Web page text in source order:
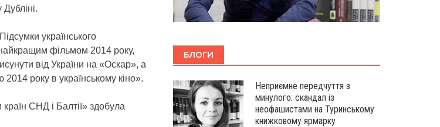
українського
фільмом 2014 року,
від України на «Оскар», а
року в українському кіно».
СНД і Балтії» здобула
БЛОГИ
Неприємне передчуття з
минулого: скандал із
неофашистами на Туринському
книжковому ярмарку